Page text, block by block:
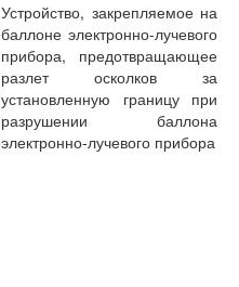
Устройство, закрепляемое на
баллоне электронно-лучевого
прибора, предотвращающее
разлет осколков за
установленную границу при
разрушении баллона
электронно-лучевого прибора